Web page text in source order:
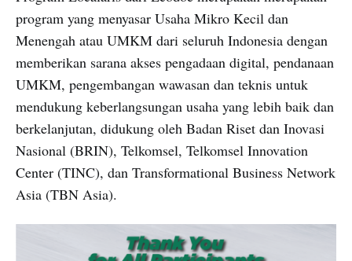
program yang menyasar Usaha Mikro Kecil dan
Menengah atau UMKM dari seluruh Indonesia dengan
memberikan sarana akses pengadaan digital, pendanaan
UMKM, pengembangan wawasan dan teknis untuk
mendukung keberlangsungan usaha yang lebih baik dan
berkelanjutan, didukung oleh Badan Riset dan Inovasi
Nasional (BRIN), Telkomsel, Telkomsel Innovation
Center (TINC), dan Transformational Business Network
Asia (TBN Asia).